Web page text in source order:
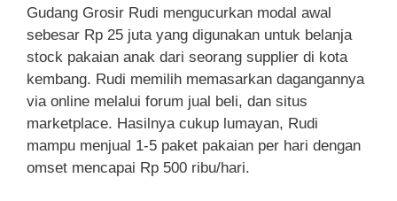
Gudang Grosir Rudi mengucurkan modal awal
sebesar Rp 25 juta yang digunakan untuk belanja
stock pakaian anak dari seorang supplier di kota
kembang. Rudi memilih memasarkan dagangannya
via online melalui forum jual beli, dan situs
marketplace. Hasilnya cukup lumayan, Rudi
mampu menjual 1-5 paket pakaian per hari dengan
omset mencapai Rp 500 ribu/hari.